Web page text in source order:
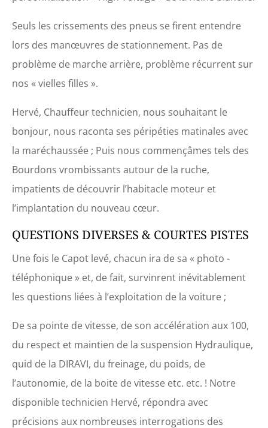
Seuls les crissements des pneus se firent entendre
lors des manœuvres de stationnement. Pas de
problème de marche arrière, problème récurrent sur
nos « vielles filles ».
Hervé, Chauffeur technicien, nous souhaitant le
bonjour, nous raconta ses péripéties matinales avec
la maréchaussée ; Puis nous commençâmes tels des
Bourdons vrombissants autour de la ruche,
impatients de découvrir l’habitacle moteur et
l’implantation du nouveau cœur.
QUESTIONS DIVERSES & COURTES PISTES
Une fois le Capot levé, chacun ira de sa « photo -
téléphonique » et, de fait, survinrent inévitablement
les questions liées à l’exploitation de la voiture ;
De sa pointe de vitesse, de son accélération aux 100,
du respect et maintien de la suspension Hydraulique,
quid de la DIRAVI, du freinage, du poids, de
l’autonomie, de la boite de vitesse etc. etc. ! Notre
disponible technicien Hervé, répondra avec
précisions aux nombreuses interrogations des